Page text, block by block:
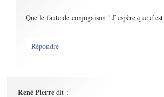
Que le faute de conjugaison ! J’espère que
Répondre
René Pierre dit :